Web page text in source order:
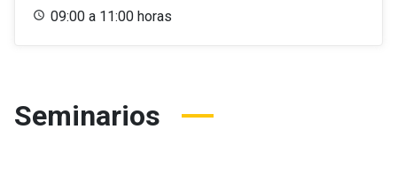
09:00 a 11:00 horas
Seminarios